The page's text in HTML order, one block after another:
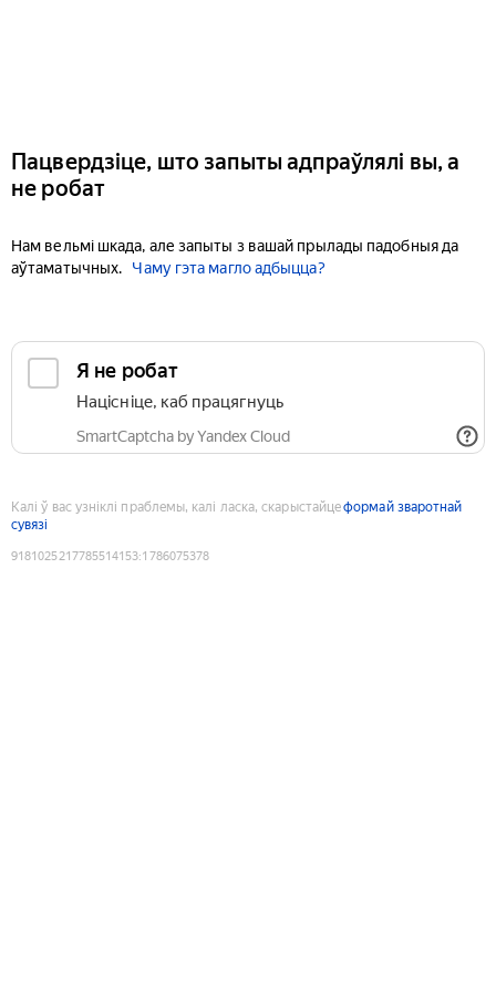
Пацвердзіце, што запыты адпраўлялі вы, а
не робат
Нам вельмі шкада, але запыты з вашай прылады падобныя да
аўтаматычных.
Чаму гэта магло адбыцца?
Я не робат
Націсніце, каб працягнуць
SmartCaptcha by Yandex Cloud
Калі ў вас узніклі праблемы, калі ласка, скарыстайцеформай зваротнай
сувязі
9181025217785514153:1786075378